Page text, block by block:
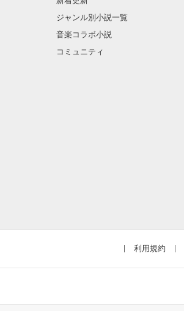
ジャンル別小説一覧
音楽コラボ小説
コミュニティ
利用規約